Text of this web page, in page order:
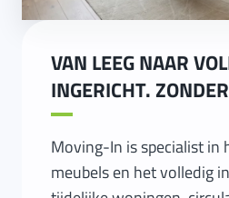
VAN LEEG NAAR
INGERICHT.
Moving-In is specialist in
meubels en het volledig